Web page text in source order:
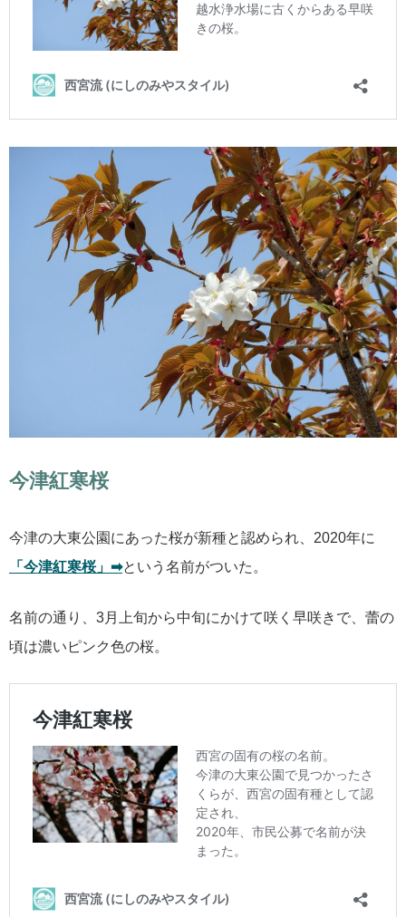
今津紅寒桜
今津の大東公園にあった桜が新種と認められ、2020年に
「今津紅寒桜」➡︎という名前がついた。
名前の通り、3月上旬から中旬にかけて咲く早咲きで、蕾の
頃は濃いピンク色の桜。